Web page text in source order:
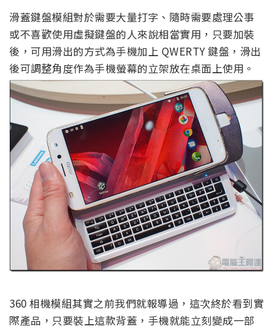
滑蓋鍵盤模組對於需要大量打字、隨時需要處理公事
或不喜歡使用虛擬鍵盤的人來說相當實用，只要加裝
後，可用滑出的方式為手機加上 QWERTY 鍵盤，滑出
後可調整角度作為手機螢幕的立架放在桌面上使用。
360 相機模組其實之前我們就報導過，這次終於看到實
際產品，只要裝上這款背蓋，手機就能立刻變成一部